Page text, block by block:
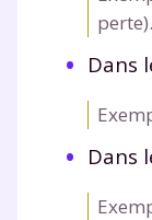
perte).
Dans
Dans